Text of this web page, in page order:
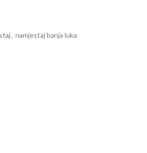
, namjestaj banja luka